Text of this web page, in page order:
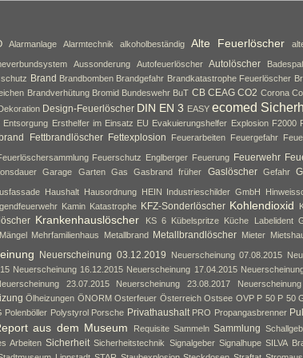
Alarmanlage Alarmtechnik alkoholbeständig Alte Feuerlöscher
Aussonderung Autofeuerlöscher Autolöscher
Brand Brandbomben Brandgefahr Brandkatastrophe Feuerlöscher
Brandverhütung Bromid Bundeswehr BuT CB CEAG CO2 Corona
Design-Feuerlöscher DIN EN 3 EASY ecomed
Entsorgung Ersthelfer im Einsatz EU Evakuierungshelfer Explosion F2000
Fettbrandlöscher Fettexplosion Feuerarbeiten Feuergefahr
Feuerschutz Englberger Feuerung Feuerwehr
Garage Garten Gas Gasbrand früher Gaslöscher Gefahr
Haushalt Hausordnung HEIN Industrieschilder GmbH
Kamin Katastrophe KFZ-Sonderlöscher Kohlendioxid
Krankenhauslöscher KS 6 Kübelspritze Küche Labelident
Mängel Mehrfamilienhaus Metallbrand Metallbrandlöscher Mieter
Neuerscheinung 03.12.2019 Neuerscheinung 07.08.2015
Neuerscheinung 16.12.2015 Neuerscheinung 17.04.2015
23.07.2015 Neuerscheinung 23.08.2017
Ölheizungen ÖNORM Osterfeuer Österreich Ostsee OVP P 50 P 50
Polenböller Polystyrol Porsche Privathaushalt PRO Propangasbrenner
aus dem Museum Requisite Sammeln Sammlung
Arbeiten Sicherheit Sicherheitstechnik Signalgeber Signalhupe SILVA